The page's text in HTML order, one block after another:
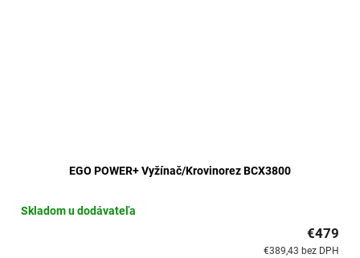
EGO POWER+ Vyžínač/Krovinorez BCX3800
Skladom u dodávateľa
€389,43 bez DPH
€479